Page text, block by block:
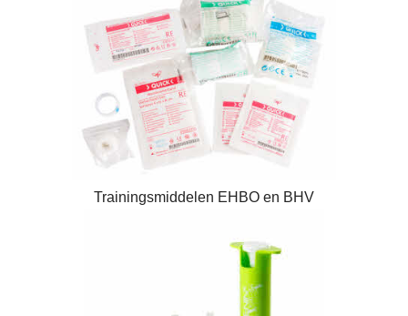
Trainingsmiddelen EHBO en BHV